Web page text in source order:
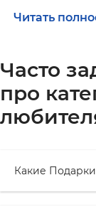
для
кофеманы
еще более
будут
Читать
Часто
про
Какие